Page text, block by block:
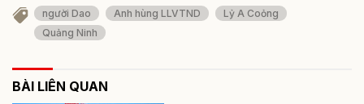
người Dao Anh hùng LLVTND
Lỷ A Coỏng
Quảng Ninh
BÀI LIÊN QUAN